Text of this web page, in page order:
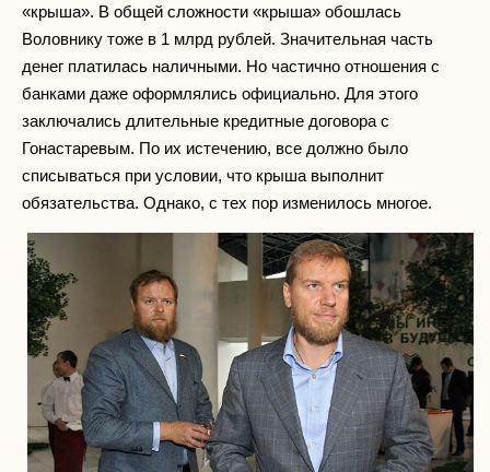
«крыша». В общей сложности «крыша» обошлась
Воловнику тоже в 1 млрд рублей. Значительная часть
денег платилась наличными. Но частично отношения с
банками даже оформлялись официально. Для этого
заключались длительные кредитные договора с
Гонастаревым. По их истечению, все должно было
списываться при условии, что крыша выполнит
обязательства. Однако, с тех пор изменилось многое.